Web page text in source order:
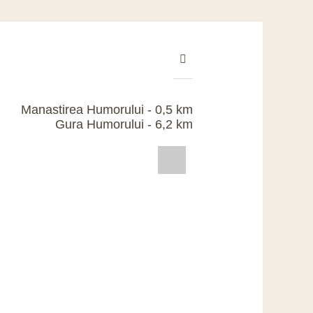
Manastirea Humorului - 0,5 km
Gura Humorului - 6,2 km